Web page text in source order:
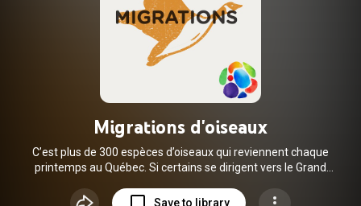
Migrations d'oiseaux
C’est plus de 300 espèces d’oiseaux qui reviennent chaque
printemps au Québec. Si certains se dirigent vers le Grand
la province, ainsi que dans nos villes. Mais qu’est-ce qui
Save to library